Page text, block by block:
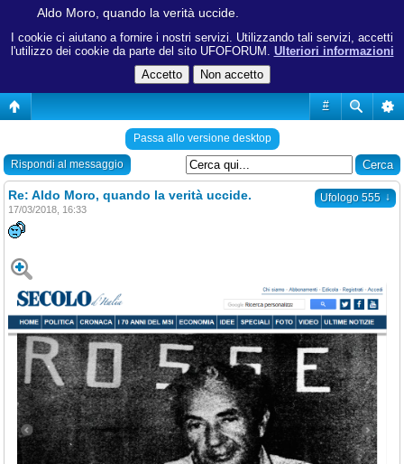
I cookie ci aiutano a fornire i nostri servizi. Utilizzando tali servizi, accetti
l'utilizzo dei cookie da parte del sito UFOFORUM. Ulteriori informazioni
#
Aldo Moro, quando la verità uccide.
Passa allo versione desktop
Rispondi al messaggio
Ufologo 555 ↓
Re: Aldo Moro, quando la verità uccide.
17/03/2018, 16:33